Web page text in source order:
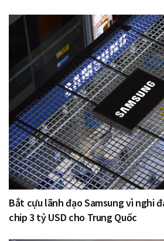
Bắt cựu lãnh đạo Samsung vì nghi
chip 3 tỷ USD cho Trung Quốc